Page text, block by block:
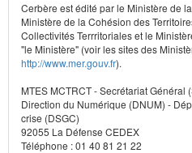
Cerbère est édité par le Ministère de
Ministère de la Cohésion des
Collectivités Terrritoriales et le
"le Ministère" (voir les sites des
http://www.mer.gouv.fr).
MTES MCTRCT - Secrétariat Général
Direction du Numérique (DNUM) -
crise (DSGC)
92055 La Défense CEDEX
Téléphone : 01 40 81 21 22